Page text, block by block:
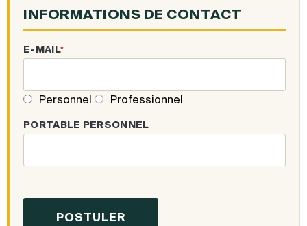
INFORMATIONS DE CONTACT
E-MAIL*
Personnel Professionnel
PORTABLE PERSONNEL